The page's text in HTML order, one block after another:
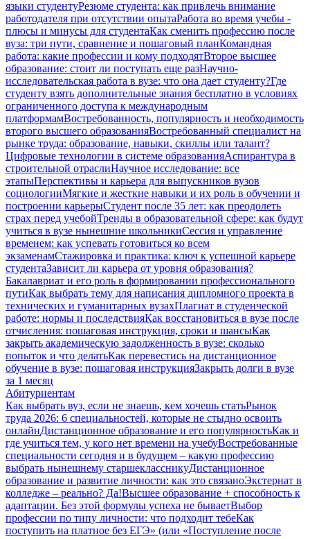
языки студентуРезюме студента: как привлечь внимание
работодателя при отсутствии опытаРабота во время учебы -
плюсы и минусы для студентаКак сменить профессию после
вуза: три пути, сравнение и пошаговый планКомандная
работа: какие профессии и кому подходятВторое высшее
образование: стоит ли поступать еще разНаучно-
исследовательская работа в вузе: что она дает студенту?Где
студенту взять дополнительные знания бесплатно в условиях
ограниченного доступа к международным
платформамВостребованность, популярность и необходимость
второго высшего образованияВостребованный специалист на
рынке труда: образование, навыки, скиллы или талант?
Цифровые технологии в системе образованияАспирантура в
строительной отраслиНаучное исследование: все
этапыПерспективы и карьера для выпускников вузов
социологииМягкие и жесткие навыки и их роль в обучении и
построении карьерыСтудент после 35 лет: как преодолеть
страх перед учебойТренды в образовательной сфере: как будут
учиться в вузе нынешние школьникиСессия и управление
временем: как успевать готовиться ко всем
экзаменамСтажировка и практика: ключ к успешной карьере
студентаЗависит ли карьера от уровня образования?
Бакалавриат и его роль в формировании профессионального
путиКак выбрать тему для написания дипломного проекта в
технических и гуманитарных вузахПлагиат в студенческой
работе: нормы и последствияКак восстановиться в вузе после
отчисления: пошаговая инструкция, сроки и шансыКак
закрыть академическую задолженность в вузе: сколько
попыток и что делатьКак перевестись на дистанционное
обучение в вузе: пошаговая инструкцияЗакрыть долги в вузе
за 1 месяц
Абитуриентам
Как выбрать вуз, если не знаешь, кем хочешь статьРынок
труда 2026: 6 специальностей, которые не стыдно освоить
онлайнДистанционное образование и его популярностьКак и
где учиться тем, у кого нет времени на учебуВостребованные
специальности сегодня и в будущем – какую профессию
выбрать нынешнему старшеклассникуДистанционное
образование и развитие личности: как это связаноЭкстернат в
колледже – реально? Да!Высшее образование + способность к
адаптации. Без этой формулы успеха не бываетВыбор
профессии по типу личности: что подходит тебеКак
поступить на платное без ЕГЭ» (или «Поступление после